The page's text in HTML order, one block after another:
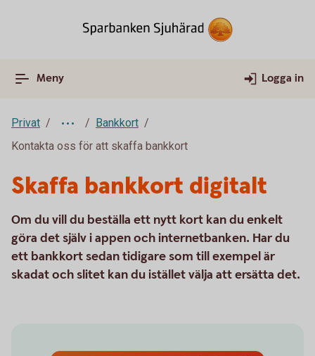
Meny Logga in
Privat
Bankkort
Kontakta oss för att skaffa bankkort
Skaffa bankkort digitalt
Om du vill du beställa ett nytt kort kan du enkelt
göra det själv i appen och internetbanken. Har du
ett bankkort sedan tidigare som till exempel är
skadat och slitet kan du istället välja att ersätta det.